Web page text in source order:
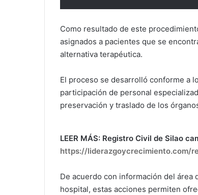
Como resultado de este
asignados a pacientes que se
alternativa terapéutica.
El proceso se desarrolló conforme a
participación de personal
preservación y traslado de los
LEER MÁS: Registro Civil de Silao
https://liderazgoycrecimiento.com/
De acuerdo con información del área
hospital, estas acciones permiten